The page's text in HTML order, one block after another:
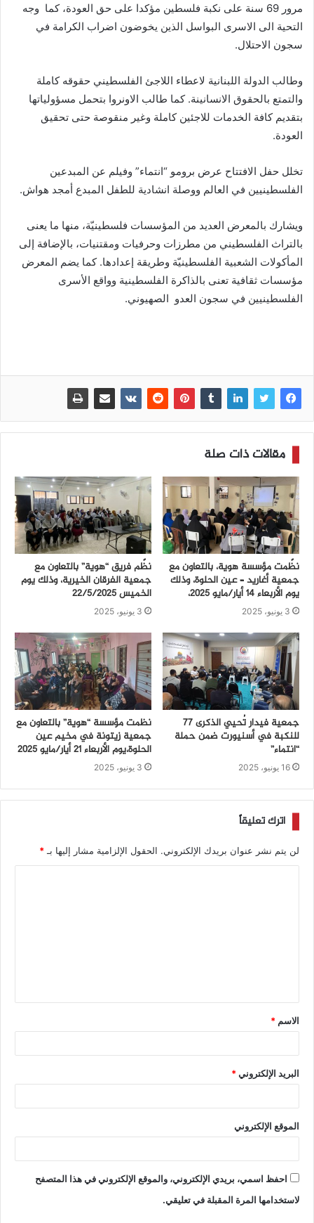
مرور 69 سنة على نكبة فلسطين مؤكدا على حق العودة، كما وجه
التحية الى الاسرى البواسل الذين يخوضون اضراب الكرامة في
سجون الاحتلال.
وطالب الدولة اللبنانية لاعطاء اللاجئ الفلسطيني حقوقه كاملة
والتمتع بالحقوق الانسانينة. كما طالب الاونروا بتحمل مسؤولياتها
بتقديم كافة الخدمات للاجئين كاملة وغير منقوصة حتى تحقيق
العودة.
تخلل حفل الافتتاح عرض برومو “انتماء” وفيلم عن المبدعين
الفلسطينيين في العالم ووصلة انشادية للطفل المبدع أمجد هواش.
ويشارك بالمعرض العديد من المؤسسات فلسطينيّة، منها ما يعنى
بالتراث الفلسطيني من مطرزات وحرفيات ومقتنيات، بالإضافة إلى
المأكولات الشعبية الفلسطينيّة وطريقة إعدادها. كما يضم المعرض
مؤسسات ثقافية تعنى بالذاكرة الفلسطينية وواقع الأسرى
الفلسطينيين في سجون العدو الصهيوني.
مقالات ذات صلة
نظّمت مؤسسة هوية، بالتعاون مع
جمعية أغاريد – عين الحلوة، وذلك
يوم الأربعاء 14 أيار/مايو 2025،
3 يونيو، 2025
نظّم فريق “هوية” بالتعاون مع
جمعية الفرقان الخيرية، وذلك يوم
الخميس 22/5/2025
3 يونيو، 2025
جمعية فيدار تُحيي الذكرى 77
للنكبة في أسنيورت ضمن حملة
“انتماء”
16 يونيو، 2025
نظمت مؤسسة “هوية” بالتعاون مع
جمعية زيتونة في مخيم عين
الحلوة،يوم الأربعاء 21 أيار/مايو 2025
3 يونيو، 2025
اترك تعليقاً
لن يتم نشر عنوان بريدك الإلكتروني. الحقول الإلزامية مشار إليها بـ *
الاسم *
البريد الإلكتروني*
الموقع الإلكتروني
احفظ اسمي، بريدي الإلكتروني، والموقع الإلكتروني في هذا المتصفح
لاستخدامها المرة المقبلة في تعليقي.